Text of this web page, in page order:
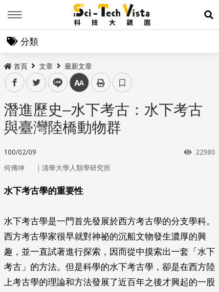
展
分類
首頁 文章 最新文章
facebooktwitter line 中
潛進歷史–水下考古：水下考古
與臺灣陸橋動物群
100/02/09 瀏覽次
22980
何傳坤 ｜ 清華大學人類學研究所
水下考古學的重要性
水下考古學是一門首先發展於西方考古學的分支學科。
西方考古學家很早就對神祕的沉船文物發生濃厚的興
趣，並一直試著進行探索，因而從中摸索出一套「水下
考古」的方法。但是科學的水下考古學，卻是在西方陸
上考古學的理論和方法發展了近百年之後才興起的一股